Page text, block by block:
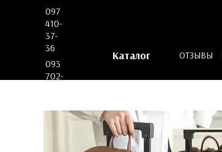
Перейти к основному контенту
097
410-
37-
36
093
702-
Каталог ОТЗЫВЫ